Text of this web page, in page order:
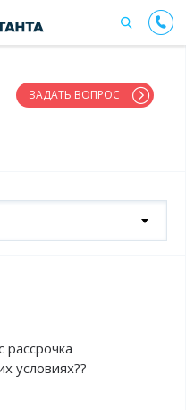
ЗАДАТЬ ВОПРОС
рассрочка
условиях??